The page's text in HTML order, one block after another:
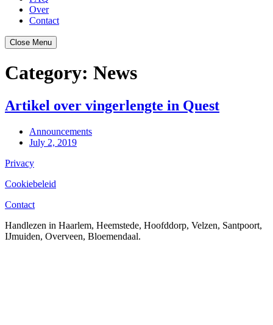
Over
Contact
Close Menu
Category: News
Artikel over vingerlengte in Quest
Announcements
July 2, 2019
Privacy
Cookiebeleid
Contact
Handlezen in Haarlem, Heemstede, Hoofddorp, Velzen, Santpoort,
IJmuiden, Overveen, Bloemendaal.